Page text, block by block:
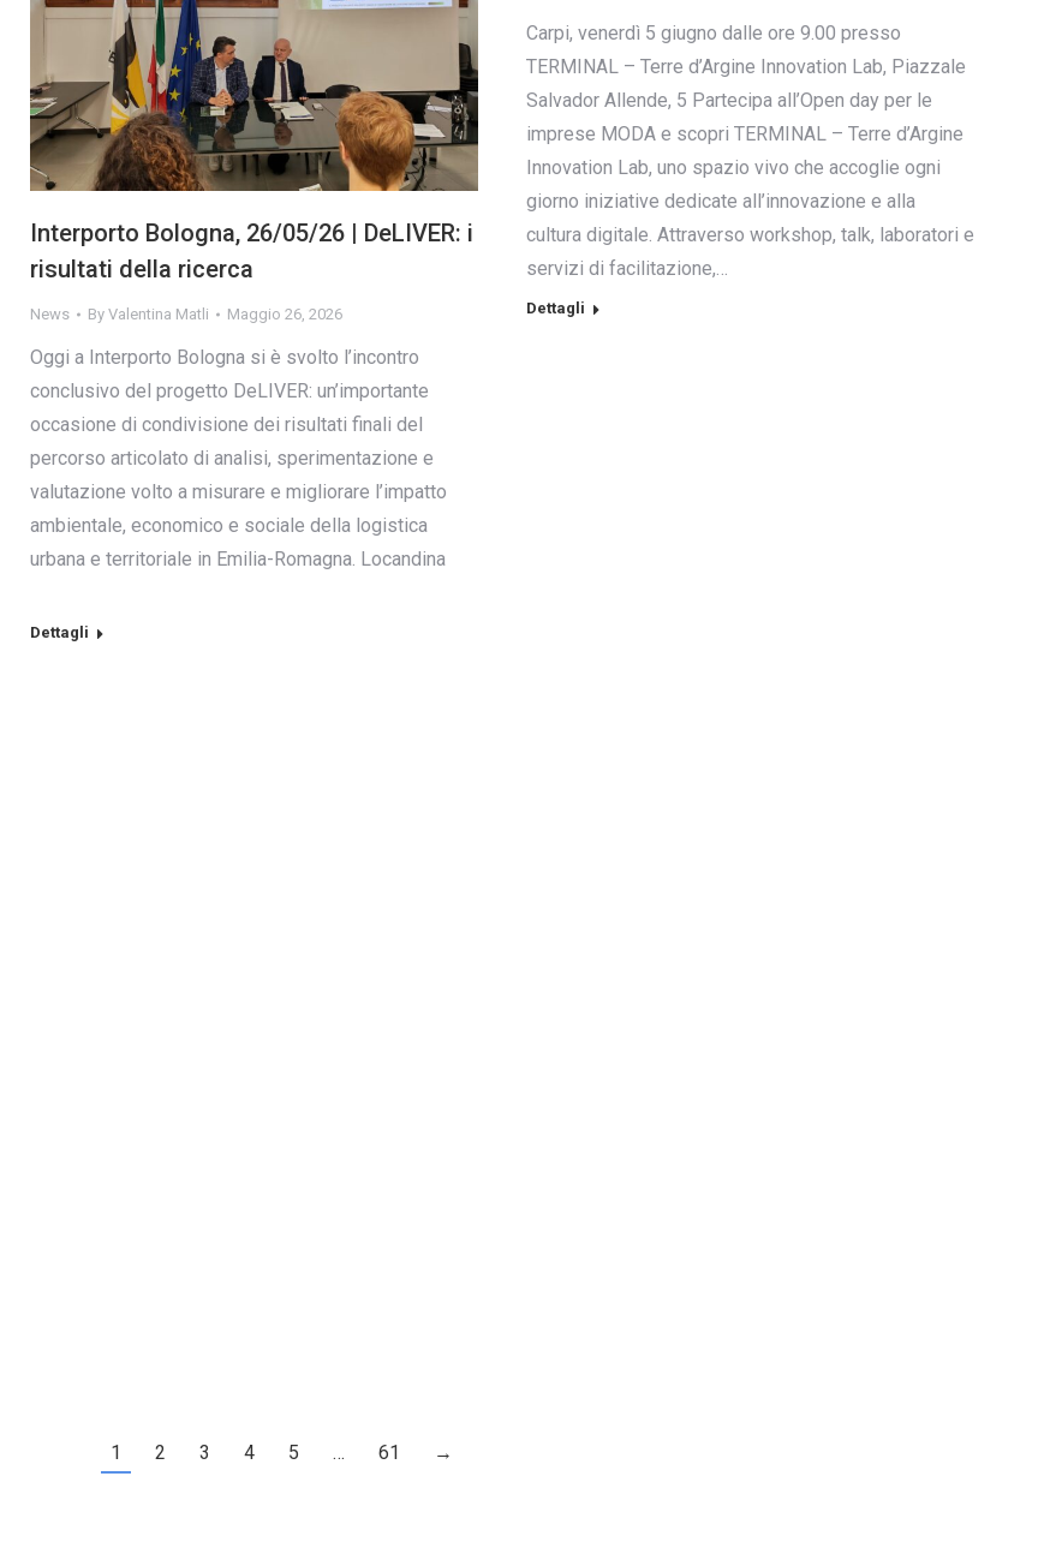
Interporto Bologna, 26/05/26 | DeLIVER: i
risultati della ricerca
News By Valentina Matli Maggio 26, 2026
Oggi a Interporto Bologna si è svolto l’incontro
conclusivo del progetto DeLIVER: un’importante
occasione di condivisione dei risultati finali del
percorso articolato di analisi, sperimentazione e
valutazione volto a misurare e migliorare l’impatto
ambientale, economico e sociale della logistica
urbana e territoriale in Emilia-Romagna. Locandina
Dettagli
Carpi, venerdì 5 giugno dalle ore 9.00 presso
TERMINAL – Terre d’Argine Innovation Lab, Piazzale
Salvador Allende, 5 Partecipa all’Open day per le
imprese MODA e scopri TERMINAL – Terre d’Argine
Innovation Lab, uno spazio vivo che accoglie ogni
giorno iniziative dedicate all’innovazione e alla
cultura digitale. Attraverso workshop, talk, laboratori e
servizi di facilitazione,…
Dettagli
1 2 3 4 5 … 61 →